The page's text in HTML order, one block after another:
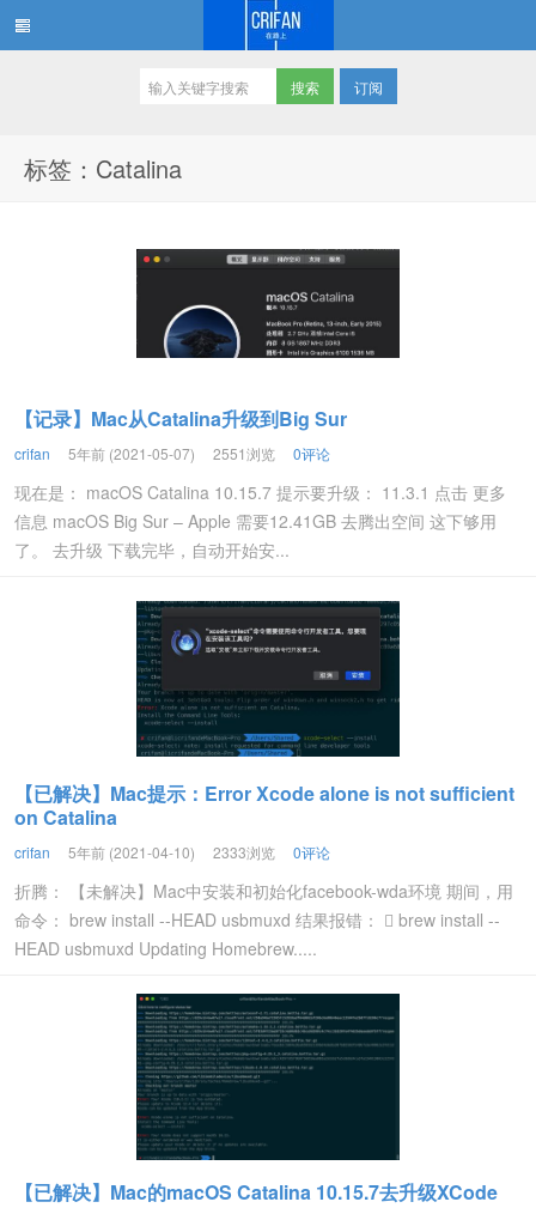
订阅
标签：Catalina
【记录】Mac从Catalina升级到Big Sur
crifan 5年前 (2021-05-07) 2551浏览 0评论
现在是： macOS Catalina 10.15.7 提示要升级： 11.3.1 点击 更多
信息 macOS Big Sur – Apple 需要12.41GB 去腾出空间 这下够用
了。 去升级 下载完毕，自动开始安...
【已解决】Mac提示：Error Xcode alone is not sufficient
on Catalina
crifan 5年前 (2021-04-10) 2333浏览 0评论
折腾： 【未解决】Mac中安装和初始化facebook-wda环境 期间，用
命令： brew install --HEAD usbmuxd 结果报错：  brew install --
HEAD usbmuxd Updating Homebrew.....
【已解决】Mac的macOS Catalina 10.15.7去升级XCode